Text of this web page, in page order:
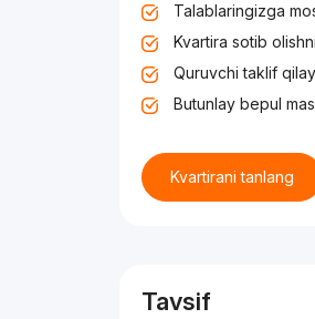
Talablaringizga
Kvartira sotib
Quruvchi taklif
Butunlay bepul
Kvartirani tanlang
Tavsif